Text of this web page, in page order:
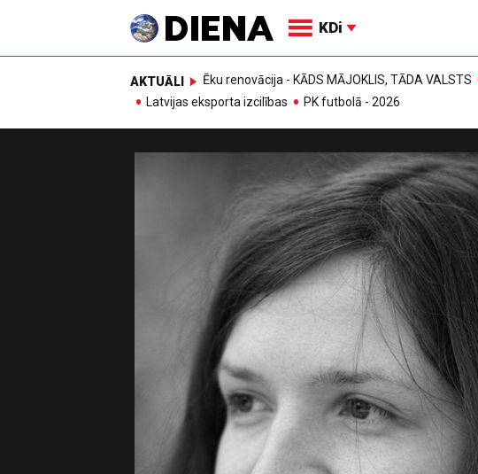
KDi
AKTUĀLI Ēku renovācija - KĀDS MĀJOKLIS, TĀDA VALSTS
Latvijas eksporta izcilības
PK futbolā - 2026